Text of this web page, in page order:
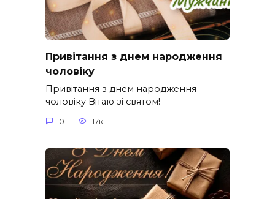
Привітання з днем народження
чоловіку
Привітання з днем народження
чоловіку Вітаю зі святом!
0 17к.